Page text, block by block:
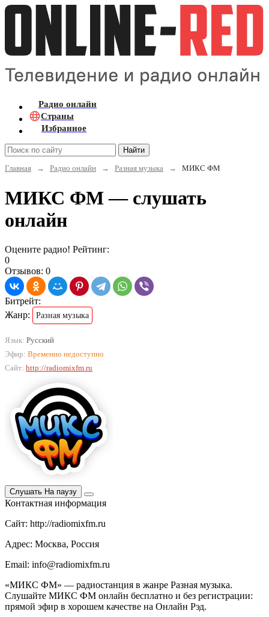
Радио онлайн
Страны
Избранное
Найти
Главная
→ Радио онлайн → Разная музыка → МИКС ФМ
МИКС ФМ — слушать
онлайн
Оцените радио! Рейтинг:
0
Отзывов: 0
Битрейт:
Жанр:
Разная музыка
Язык: Русский
Эфир: Временно недоступно
Сайт: http://radiomixfm.ru
Слушать На паузу
Контактная информация
Сайт: http://radiomixfm.ru
Адрес: Москва, Россия
Email: info@radiomixfm.ru
«МИКС ФМ» — радиостанция в жанре Разная музыка.
Слушайте МИКС ФМ онлайн бесплатно и без регистрации:
прямой эфир в хорошем качестве на Онлайн Рэд.